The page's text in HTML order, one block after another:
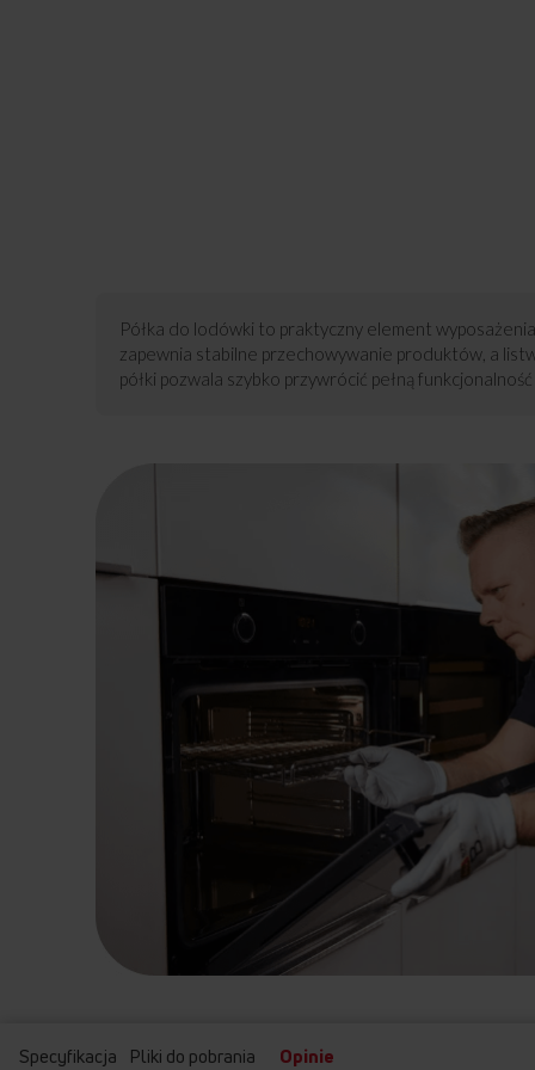
Półka do lodówki to praktyczny element
zapewnia stabilne przechowywanie produktów, a
półki pozwala szybko przywrócić pełną
Specyfikacja Pliki do pobrania Opinie